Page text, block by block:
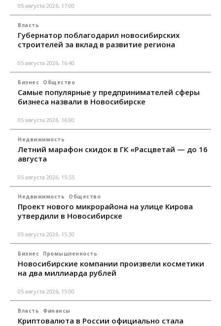
05 августа 2026, 17:00
Власть
Губернатор поблагодарил новосибирских
строителей за вклад в развитие региона
05 августа 2026, 16:40
Бизнес Общество
Самые популярные у предпринимателей сферы
бизнеса назвали в Новосибирске
05 августа 2026, 16:00
Недвижимость
Летний марафон скидок в ГК «Расцветай — до 16
августа
05 августа 2026, 15:55
Недвижимость Общество
Проект нового микрорайона на улице Кирова
утвердили в Новосибирске
05 августа 2026, 15:30
Бизнес Промышленность
Новосибирские компании произвели косметики
на два миллиарда рублей
05 августа 2026, 15:00
Власть Финансы
Криптовалюта в России официально стала